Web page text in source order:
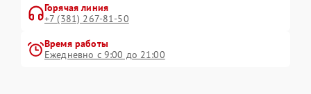
Горячая линия
+7 (381) 267-81-50
Время работы
Ежедневно с 9:00 до 21:00